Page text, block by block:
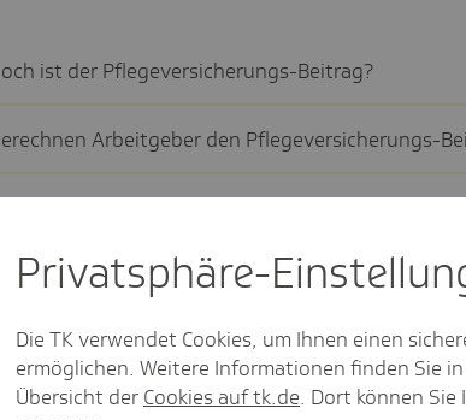
ist der Pfle­ge­ver­si­che­rungs-Beitrag?
Arbeit­geber den Pfle­ge­ver­si­che­rungs-
die PV-Beiträge für meine Beschäf­tigten
Zuschläge oder Abschläge einbe­ziehen muss?
welchem Alter können Kinder beim
werden?
Beitrags­satz zur Pfle­ge­ver­si­che­rung gilt für
Privat­sphäre-
Die TK verwendet Cookies, um Ihnen einen
ermöglichen. Weitere Informationen finden Sie
Übersicht der Cookies auf tk.de. Dort können